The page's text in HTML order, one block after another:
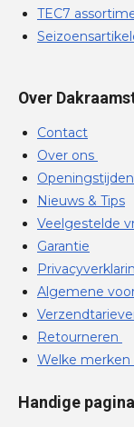
TEC7
Over
Contact
Over ons
Openingstijden
Nieuws & Tips
Veelgestelde
Garantie
Algemene
Retourneren
Welke merken
Handige